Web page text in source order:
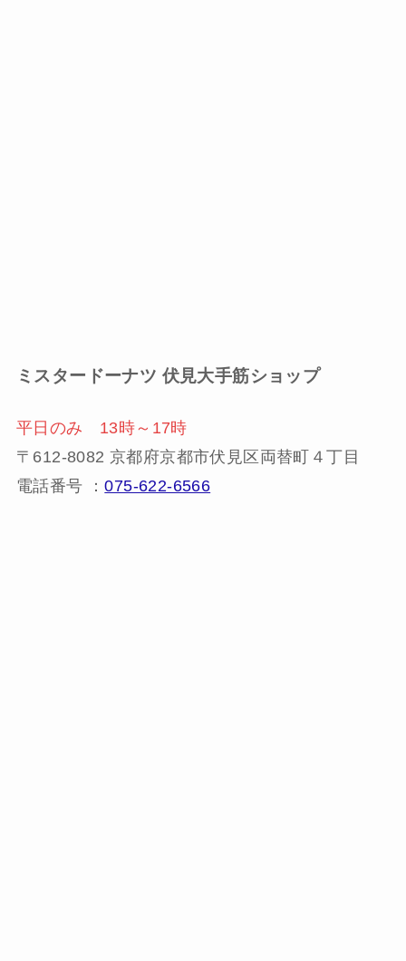
ミスタードーナツ 伏見大手筋ショップ
平日のみ 13時～17時
〒612-8082 京都府京都市伏見区両替町４丁目
電話番号 ：075-622-6566